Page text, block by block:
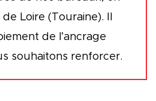
Loire (Touraine). Il
de l’ancrage
souhaitons renforcer.